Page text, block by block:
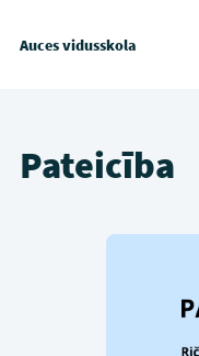
Auces vidusskola
Pateicība